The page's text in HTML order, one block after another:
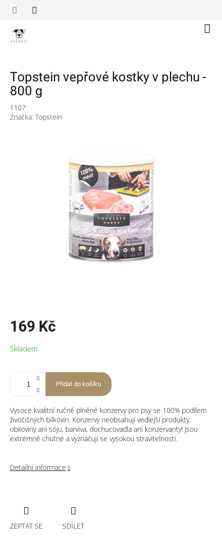
Topstein vepřové kostky v plechu -
800 g
1107
Značka: Topstein
169 Kč
cena:
Skladem
Přidat do košíku
Vysoce kvalitní ručně plněné konzervy pro psy se 100% podílem
živočišných bílkovin. Konzervy neobsahují vedlejší produkty,
obiloviny ani sóju, barviva, dochucovadla ani konzervanty! Jsou
extrémně chutné a vyznačují se vysokou stravitelností.
Detailní informace
ZEPTAT SE SDÍLET